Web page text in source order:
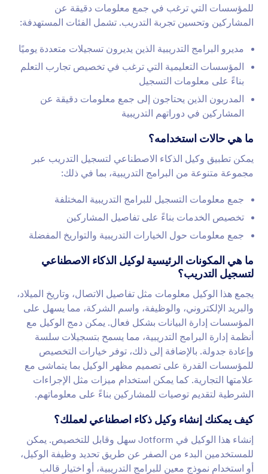
للمؤسسات التي ترغب في جمع معلومات دقيقة عن
المشاركين وتحسين تجربة التدريب. تشمل الفئات المستهدفة:
مديرو البرامج التدريبية الذين يديرون تسجيلات متعددة يوميًا
المؤسسات التعليمية التي ترغب في تخصيص تجارب التعلم
بناءً على معلومات التسجيل
المدربون الذين يحتاجون إلى جمع معلومات دقيقة عن
المشاركين في دوراتهم التدريبية
ما هي حالات استخدامه؟
يمكن تطبيق وكيل الذكاء الاصطناعي لتسجيل التدريب عبر
مجموعة متنوعة من البرامج التدريبية، بما في ذلك:
جمع معلومات التسجيل للبرامج التدريبية المختلفة
تخصيص الخدمات بناءً على تفاصيل المشاركين
جمع معلومات حول الخيارات التدريبية والتواريخ المفضلة
ما هي المكونات الرئيسية لوكيل الذكاء الاصطناعي
لتسجيل التدريب؟
يجمع هذا الوكيل معلومات مثل تفاصيل الاتصال، وتاريخ الميلاد،
والبريد الإلكتروني، والوظيفة، واسم الشركة، مما يسهل على
المؤسسات إدارة البيانات بشكل فعال. يمكن دمج الوكيل مع
أنظمة إدارة البرامج التدريبية، مما يسمح بتسجيلات سلسة
وإعادة جدولة. بالإضافة إلى ذلك، توفر خيارات التخصيص
للمؤسسات القدرة على تصميم مظهر الوكيل بما يتماشى مع
علامتها التجارية. كما يمكن استخدام ميزات مثل الإجراءات
الشرطية لتقديم توصيات للمشاركين بناءً على معلوماتهم.
كيف يمكنك إنشاء وكيل ذكاء اصطناعي لعملك؟
إنشاء هذا الوكيل في Jotform سهل وقابل للتخصيص. يمكن
للمستخدمين البدء من الصفر عن طريق تحديد وظيفة الوكيل،
أو استخدام نموذج معين للبرامج التدريبية، أو اختيار قالب